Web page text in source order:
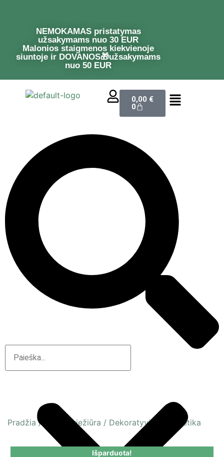
NEMOKAMAS pristatymas
užsakymams nuo 30 EUR
Malonios staigmenos kiekvienoje
siuntoje ir DOVANOS🎁užsakymams
nuo 50 EUR
0,00 €
0
Pradžia/ Veido priežiūra / Dekoratyvinė kosmetika
Išparduota!